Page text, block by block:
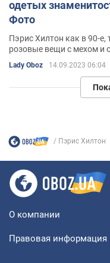
одетых
Фото
Пэрис Хилтон как в 90-е,
розовые вещи с мехом и
Lady Oboz 14.09.2023 06:04
Пэрис Хилтон
О компании
Правовая информация